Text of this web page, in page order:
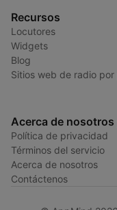
Recursos
Locutores
Widgets
Blog
Sitios web de radio por
Acerca de
Política de privacidad
Términos del servicio
Acerca de nosotros
Contáctenos